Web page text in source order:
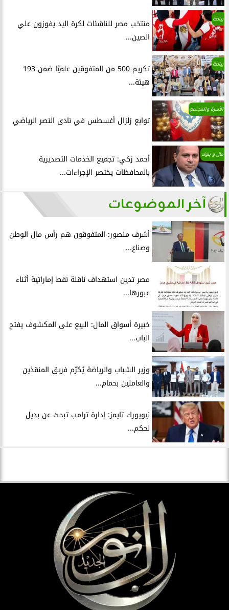
رياضة
منتخب مصر للناشئات لكرة اليد يفوزون علي
الصين...
رياضة
تكريم 500 من المتفوقين علميًا ضمن 193
هيئة...
الأسرة والمجتمع
توابع زلزال أغسطس في نادى النصر الرياضي
مال و بنوك
أحمد زكي: تجميع الخدمات التصديرية
بالمحافظات يختصر الإجراءات...
آخر الموضوعات
أشرف منصور: المتفوقون هم رأس مال الوطن
وصناع...
مصر تدين استهداف ناقلة نفط إماراتية أثناء
عبورها...
خبيرة أسواق المال: البيع على المكشوف يفتح
الباب...
وزير الشباب والرياضة يُكرّم فريق المنقذين
والعاملين بحمام...
نيويورك تايمز: إدارة ترامب تبحث عن بديل
لحكم...